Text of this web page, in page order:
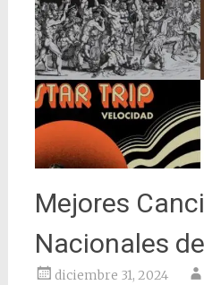
Mejores
Nacionales
diciembre 31, 2024